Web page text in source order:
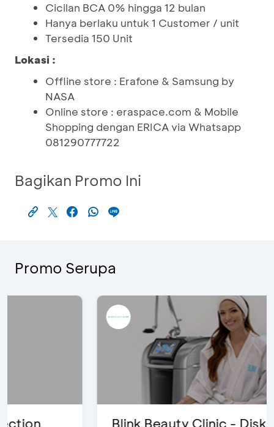
Cicilan BCA 0% hingga 12 bulan
Hanya berlaku untuk 1 Customer / unit
Tersedia 150 Unit
Lokasi :
Offline store : Erafone & Samsung by
NASA
Online store : eraspace.com & Mobile
Shopping dengan ERICA via Whatsapp
081290777722
Bagikan Promo Ini
Promo Serupa
Blink Beauty Clinic - Diskon 25% &